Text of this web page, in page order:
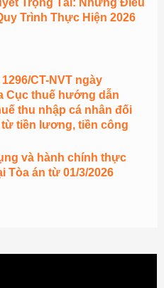
Trọng Tài: Những Điều
Trình Thực Hiện 2026
CT-NVT ngày
Cục thuế hướng dẫn
thu nhập cá nhân đối
tiền lương, tiền công
và hành chính thực
Tòa án từ 01/3/2026